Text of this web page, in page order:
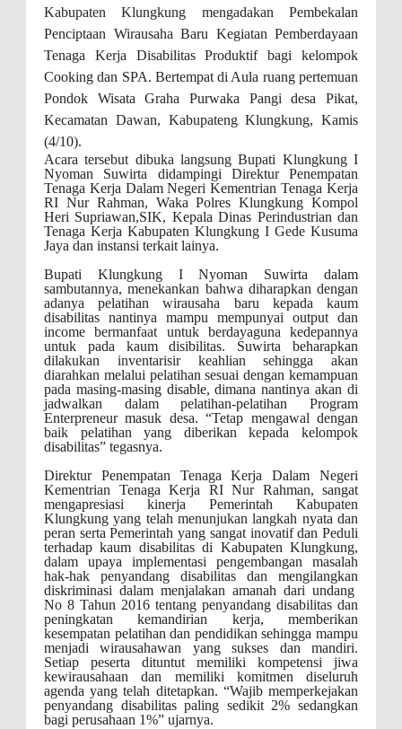
Kabupaten Klungkung mengadakan Pembekalan
Penciptaan Wirausaha Baru Kegiatan Pemberdayaan
Tenaga Kerja Disabilitas Produktif bagi kelompok
Cooking dan SPA. Bertempat di Aula ruang pertemuan
Pondok Wisata Graha Purwaka Pangi desa Pikat,
Kecamatan Dawan, Kabupateng Klungkung, Kamis
(4/10).
Acara tersebut dibuka langsung Bupati Klungkung I
Nyoman Suwirta didampingi Direktur Penempatan
Tenaga Kerja Dalam Negeri Kementrian Tenaga Kerja
RI Nur Rahman, Waka Polres Klungkung Kompol
Heri Supriawan,SIK, Kepala Dinas Perindustrian dan
Tenaga Kerja Kabupaten Klungkung I Gede Kusuma
Jaya dan instansi terkait lainya.
Bupati Klungkung I Nyoman Suwirta dalam
sambutannya, menekankan bahwa diharapkan dengan
adanya pelatihan
wirausaha baru kepada kaum
disabilitas nantinya mampu mempunyai output dan
income bermanfaat untuk berdayaguna kedepannya
untuk pada kaum disibilitas. Suwirta beharapkan
dilakukan inventarisir keahlian sehingga akan
diarahkan melalui pelatihan sesuai dengan kemampuan
pada masing-masing disable, dimana nantinya akan di
jadwalkan dalam pelatihan-pelatihan Program
Enterpreneur masuk desa. “Tetap mengawal dengan
baik pelatihan yang diberikan kepada kelompok
disabilitas” tegasnya.
Direktur Penempatan Tenaga Kerja Dalam Negeri
Kementrian Tenaga Kerja RI Nur Rahman, sangat
mengapresiasi kinerja Pemerintah Kabupaten
Klungkung yang telah menunjukan langkah nyata dan
peran serta Pemerintah yang sangat inovatif dan Peduli
terhadap kaum disabilitas di Kabupaten Klungkung,
dalam upaya implementasi pengembangan masalah
hak-hak penyandang disabilitas dan mengilangkan
diskriminasi dalam menjalakan amanah dari undang
No 8 Tahun 2016 tentang penyandang disabilitas dan
peningkatan kemandirian kerja, memberikan
kesempatan pelatihan dan pendidikan sehingga mampu
menjadi wirausahawan yang sukses dan mandiri.
Setiap peserta dituntut memiliki kompetensi jiwa
kewirausahaan dan memiliki komitmen diseluruh
agenda yang telah ditetapkan. “Wajib memperkejakan
penyandang disabilitas paling sedikit 2% sedangkan
bagi perusahaan 1%” ujarnya.